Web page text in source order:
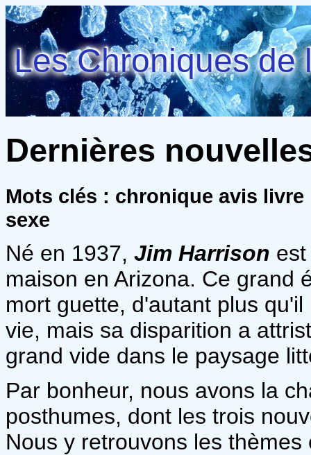
Les Chroniques de
Dernières
Mots clés : chronique avis
sexe
Né en 1937, Jim Harrison
maison en Arizona. Ce grand
mort guette, d'autant plus
vie, mais sa disparition a
grand vide dans le paysage
Par bonheur, nous avons la
posthumes, dont les trois
Nous y retrouvons les